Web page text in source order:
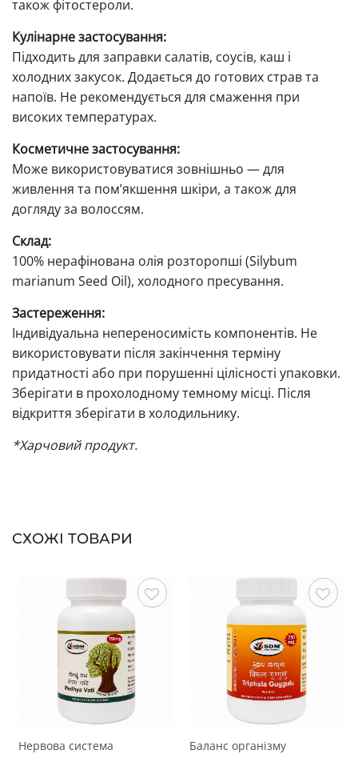
також фітостероли.
Кулінарне застосування:
Підходить для заправки салатів, соусів, каш і
холодних закусок. Додається до готових страв та
напоїв. Не рекомендується для смаження при
високих температурах.
Косметичне застосування:
Може використовуватися зовнішньо — для
живлення та пом’якшення шкіри, а також для
догляду за волоссям.
Склад:
100% нерафінована олія розторопші (Silybum
marianum Seed Oil), холодного пресування.
Застереження:
Індивідуальна непереносимість компонентів. Не
використовувати після закінчення терміну
придатності або при порушенні цілісності упаковки.
Зберігати в прохолодному темному місці. Після
відкриття зберігати в холодильнику.
*Харчовий продукт.
СХОЖІ ТОВАРИ
Зберегти
Нервова система
Зберегти
Баланс організму